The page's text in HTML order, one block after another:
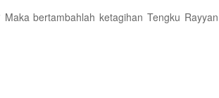
bertambahlah ketagihan Tengku Rayyan